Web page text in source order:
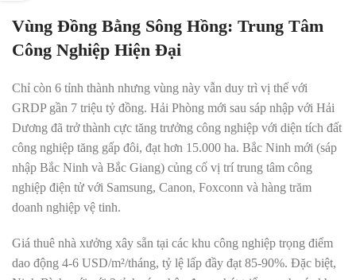
Vùng Đồng Bằng Sông Hồng: Trung Tâm
Công Nghiệp Hiện Đại
Chỉ còn 6 tỉnh thành nhưng vùng này vẫn duy trì vị thế với
GRDP gần 7 triệu tỷ đồng. Hải Phòng mới sau sáp nhập với Hải
Dương đã trở thành cực tăng trưởng công nghiệp với diện tích đất
công nghiệp tăng gấp đôi, đạt hơn 15.000 ha. Bắc Ninh mới (sáp
nhập Bắc Ninh và Bắc Giang) củng cố vị trí trung tâm công
nghiệp điện tử với Samsung, Canon, Foxconn và hàng trăm
doanh nghiệp vệ tinh.
Giá thuê nhà xưởng xây sẵn tại các khu công nghiệp trọng điểm
dao động 4-6 USD/m²/tháng, tỷ lệ lấp đầy đạt 85-90%. Đặc biệt,